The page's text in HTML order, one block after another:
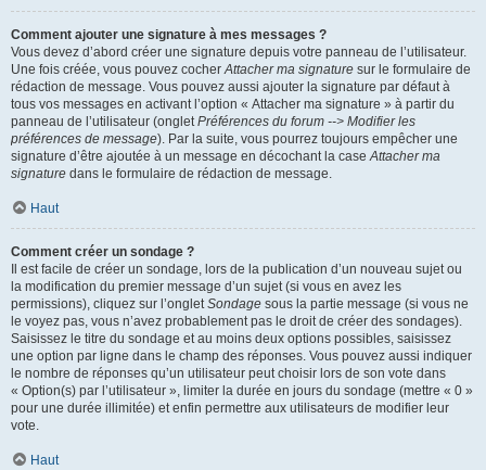
Comment ajouter une signature à mes messages ?
Vous devez d’abord créer une signature depuis votre panneau de l’utilisateur.
Une fois créée, vous pouvez cocherAttacher ma signature sur le formulaire de
rédaction de message. Vous pouvez aussi ajouter la signature par défaut à
tous vos messages en activant l’option « Attacher ma signature » à partir du
panneau de l’utilisateur (ongletPréférences du forum --> Modifier les
préférences de message). Par la suite, vous pourrez toujours empêcher une
signature d’être ajoutée à un message en décochant la caseAttacher ma
signature dans le formulaire de rédaction de message.
Haut
Comment créer un sondage ?
Il est facile de créer un sondage, lors de la publication d’un nouveau sujet ou
la modification du premier message d’un sujet (si vous en avez les
permissions), cliquez sur l’ongletSondage sous la partie message (si vous ne
le voyez pas, vous n’avez probablement pas le droit de créer des sondages).
Saisissez le titre du sondage et au moins deux options possibles, saisissez
une option par ligne dans le champ des réponses. Vous pouvez aussi indiquer
le nombre de réponses qu’un utilisateur peut choisir lors de son vote dans
« Option(s) par l’utilisateur », limiter la durée en jours du sondage (mettre « 0 »
pour une durée illimitée) et enfin permettre aux utilisateurs de modifier leur
vote.
Haut